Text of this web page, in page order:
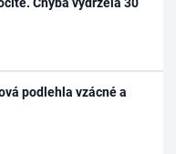
podlehla vzácné a